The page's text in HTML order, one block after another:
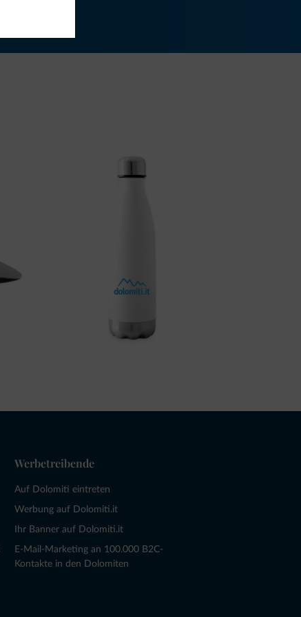
Werbetreibende
Auf Dolomiti eintreten
Werbung auf Dolomiti.it
Ihr Banner auf Dolomiti.it
E-Mail-Marketing an 100.000 B2C-
Kontakte in den Dolomiten